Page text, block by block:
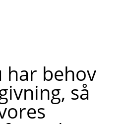
har behov
så